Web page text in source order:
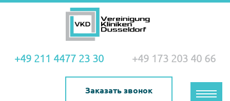
+49 211 4477 23 30 +49 173 203 40 66
Заказать звонок
Toggle